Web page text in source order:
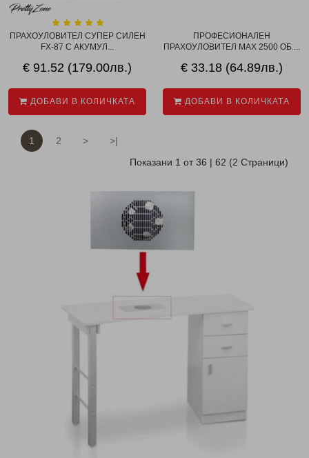
ПРАХОУЛОВИТЕЛ СУПЕР СИЛЕН
FX-87 С АКУМУЛ...
€ 91.52 (179.00лв.)
ДОБАВИ В КОЛИЧКАТА
ПРОФЕСИОНАЛЕН
ПРАХОУЛОВИТЕЛ MAX 2500 ОБ....
€ 33.18 (64.89лв.)
ДОБАВИ В КОЛИЧКАТА
1 2 >
>|
Показани 1 от 36 | 62 (2 Страници)